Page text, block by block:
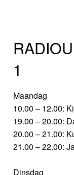
1
Maandag
10.00 – 12.00:
19.00 – 20.00:
20.00 – 21.00:
21.00 – 22.00:
Dinsdag